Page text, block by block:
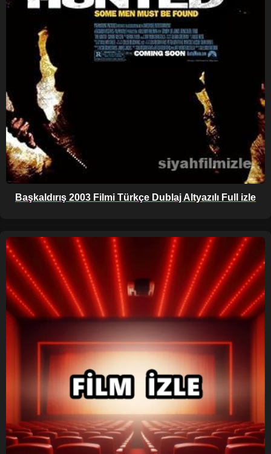
Başkaldırış 2003 Filmi Türkçe Dublaj Altyazılı Full izle